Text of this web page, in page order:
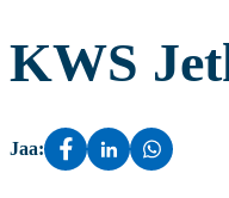
KWS
Jaa: